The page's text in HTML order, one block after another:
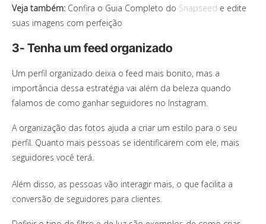
Veja também: Confira o Guia Completo do Snapseed e edite
suas imagens com perfeição
3- Tenha um feed organizado
Um perfil organizado deixa o feed mais bonito, mas a
importância dessa estratégia vai além da beleza quando
falamos de como ganhar seguidores no Instagram.
A organização das fotos ajuda a criar um estilo para o seu
perfil. Quanto mais pessoas se identificarem com ele, mais
seguidores você terá.
Além disso, as pessoas vão interagir mais, o que facilita a
conversão de seguidores para clientes.